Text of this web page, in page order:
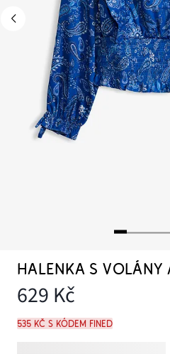
HALENKA S VOLÁNY
629 Kč
535 Kč s kódem FINED